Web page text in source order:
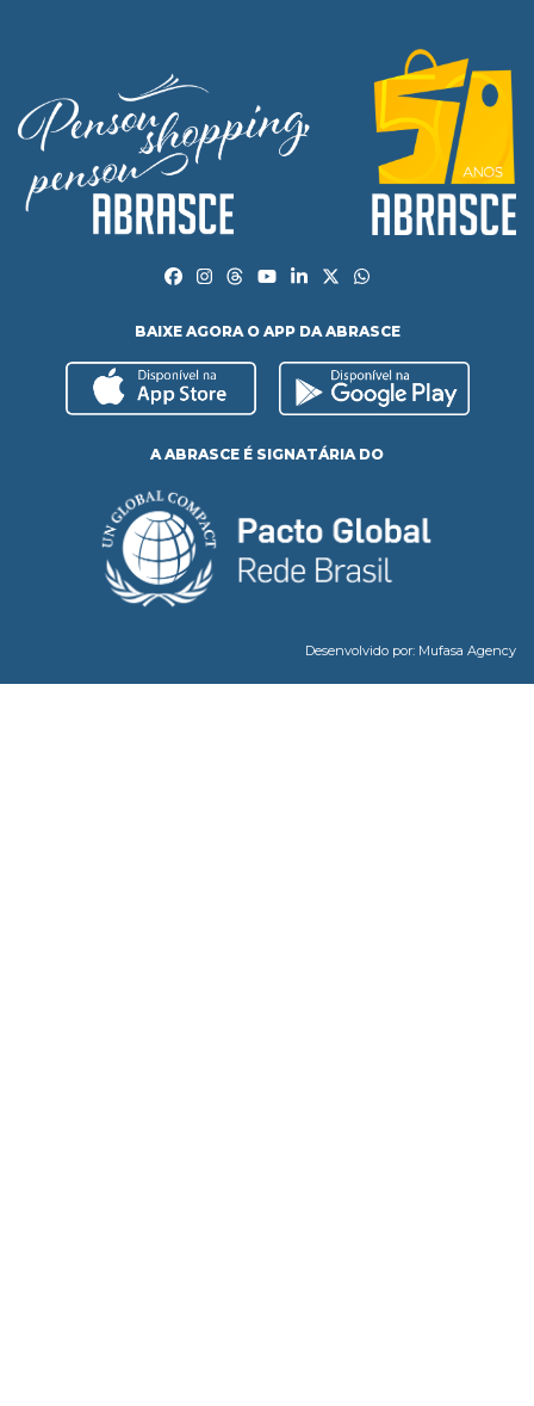
BAIXE AGORA O APP DA ABRASCE
A ABRASCE É SIGNATÁRIA DO
Desenvolvido por: Mufasa Agency